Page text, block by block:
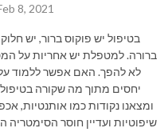
8, 2021
בטיפול יש פוקוס ברור, יש
ברורה. למטפלת יש אחריות על
לא להפך. האם אפשר ללמוד
יחסים מתוך מה שקורה
ומצאנו נקודות כמו אותנטיות,
שיפוטיות ועדיין חוסר הסימטריה